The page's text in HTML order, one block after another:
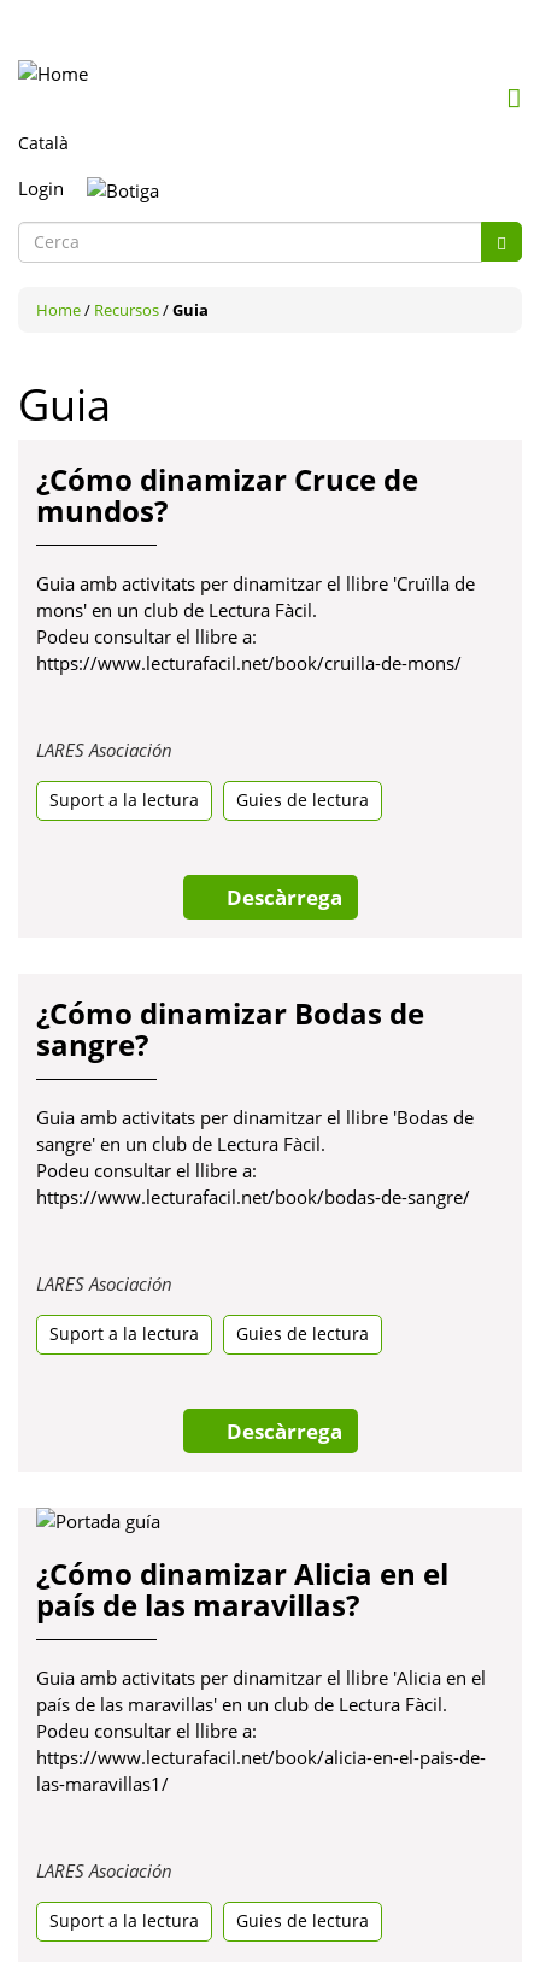
Login
Formulari
cerca
Home/ Recursos/Guia
Guia
¿Cómo dinamizar Cruce de
mundos?
Guia amb activitats per dinamitzar el llibre 'Cruïlla de
mons' en un club de Lectura Fàcil.
Podeu consultar el llibre a:
https://www.lecturafacil.net/book/cruilla-de-mons/
LARES Asociación
una
pestanya
Suport a la lectura Guies de lectura
Descàrrega
¿Cómo dinamizar Bodas de
sangre?
Guia amb activitats per dinamitzar el llibre 'Bodas de
sangre' en un club de Lectura Fàcil.
Podeu consultar el llibre a:
https://www.lecturafacil.net/book/bodas-de-sangre/
LARES Asociación
una
pestanya
Suport a la lectura Guies de lectura
Descàrrega
¿Cómo dinamizar Alicia en el
país de las maravillas?
Guia amb activitats per dinamitzar el llibre 'Alicia en el
país de las maravillas' en un club de Lectura Fàcil.
Podeu consultar el llibre a:
https://www.lecturafacil.net/book/alicia-en-el-pais-de-
las-maravillas1/
LARES Asociación
una
pestanya
Suport a la lectura Guies de lectura